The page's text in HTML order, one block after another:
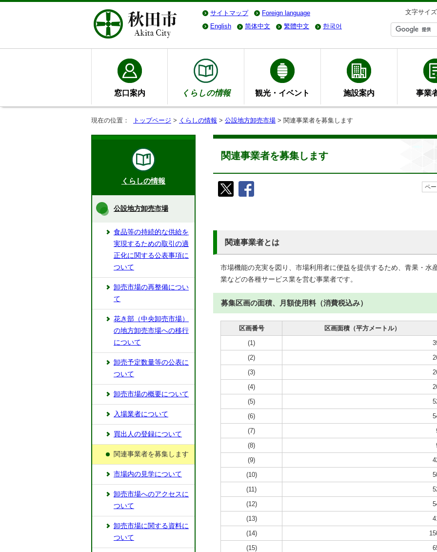
サイトマップ Foreign language 文字サイズ
English
简体中文 繁體中文 한국어
窓口案内 くらしの情報 観光・イベント 施設案内 事業
現在の位置： トップページ > くらしの情報 > 公設地方卸売市場 > 関連事業者を募集します
関連事業者を募集します
ペ
関連事業者とは
市場機能の充実を図り、市場利用者に便益を提供するため、青果・水
業などの各種サービス業を営む事業者です。
募集区画の面積、月額使用料（消費税込み）
区画番号 区画面積（平方メートル）
(1)
(2)
(3)
(4)
(5)
(6)
(7)
(8)
(9)
(10)
(11)
(12)
(13)
(14)
(15)
くらしの情報
公設地方卸売市場
食品等の持続的な供給を
実現するための取引の適
正化に関する公表事項に
ついて
卸売市場の再整備につい
て
花き部（中央卸売市場）
の地方卸売市場への移行
について
卸売予定数量等の公表に
ついて
卸売市場の概要について
入場業者について
買出人の登録について
関連事業者を募集します
市場内の見学について
卸売市場へのアクセスに
ついて
卸売市場に関する資料に
ついて